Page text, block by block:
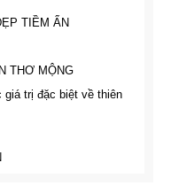
TIỀM ẨN
THƠ MỘNG
giá trị đặc biệt về thiên